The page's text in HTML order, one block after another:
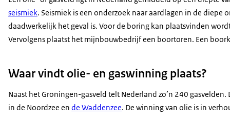
seismiek. Seismiek is een onderzoek naar aardlagen in de
daadwerkelijk het geval is. Voor de boring kan plaatsvinden
Vervolgens plaatst het mijnbouwbedrijf een boortoren. Een
Waar vindt olie- en gaswinning plaats?
Naast het Groningen-gasveld telt Nederland zo’n 240
in de Noordzee en de Waddenzee. De winning van olie is in